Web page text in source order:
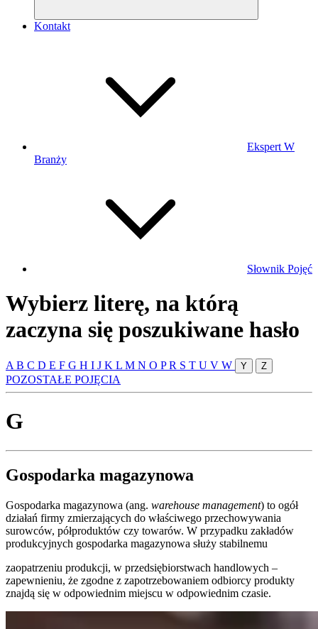
Kontakt
Ekspert W
Branży
Słownik Pojęć
Wybierz literę, na którą
zaczyna się poszukiwane hasło
A B C D E F G H I J K L M N O PR S T U V W Y Z
POZOSTAŁE POJĘCIA
G
Gospodarka magazynowa
Gospodarka magazynowa (ang. warehouse management) to ogół
działań firmy zmierzających do właściwego przechowywania
surowców, półproduktów czy towarów. W przypadku zakładów
produkcyjnych gospodarka magazynowa służy stabilnemu
zaopatrzeniu produkcji, w przedsiębiorstwach handlowych –
zapewnieniu, że zgodne z zapotrzebowaniem odbiorcy produkty
znajdą się w odpowiednim miejscu w odpowiednim czasie.